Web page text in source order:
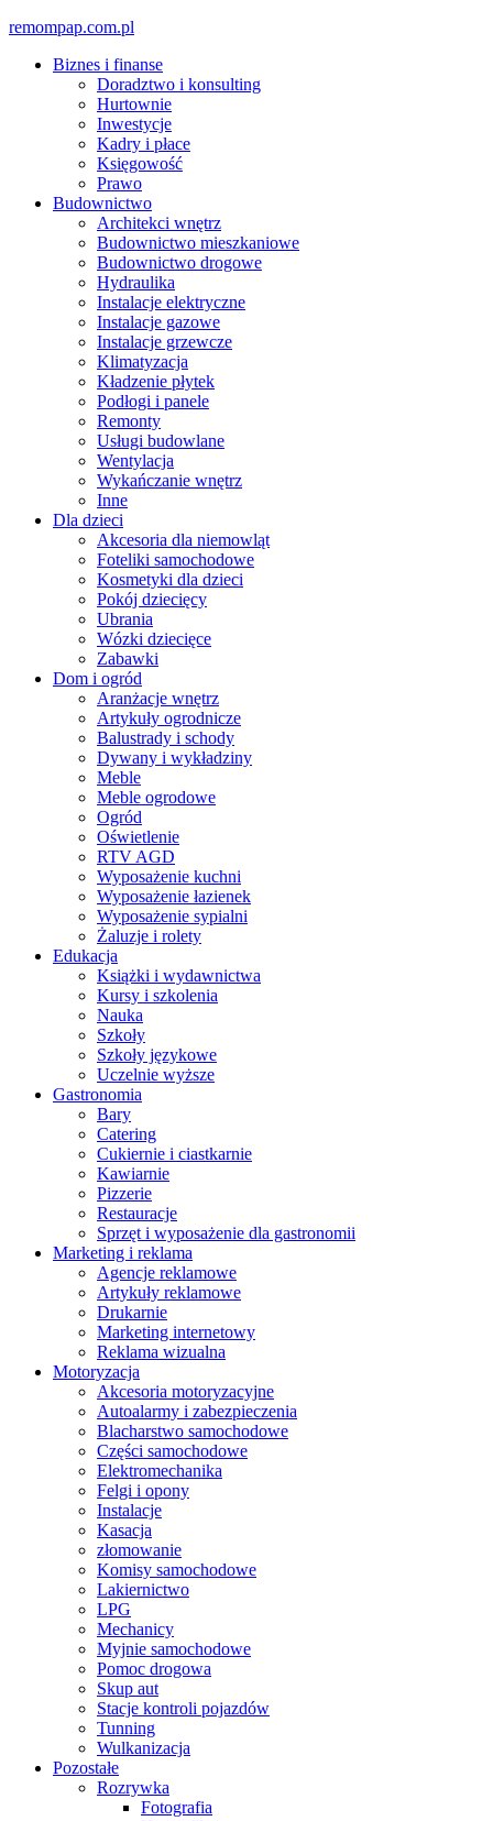
Skip
content
remompap.com.pl
Biznes i finanse
Doradztwo i konsulting
Hurtownie
Inwestycje
Kadry i płace
Księgowość
Prawo
Budownictwo
Architekci wnętrz
Budownictwo mieszkaniowe
Budownictwo drogowe
Hydraulika
Instalacje elektryczne
Instalacje gazowe
Instalacje grzewcze
Klimatyzacja
Kładzenie płytek
Podłogi i panele
Remonty
Usługi budowlane
Wentylacja
Wykańczanie wnętrz
Inne
Dla dzieci
Akcesoria dla niemowląt
Foteliki samochodowe
Kosmetyki dla dzieci
Pokój dziecięcy
Ubrania
Wózki dziecięce
Zabawki
Dom i ogród
Aranżacje wnętrz
Artykuły ogrodnicze
Balustrady i schody
Dywany i wykładziny
Meble
Meble ogrodowe
Ogród
Oświetlenie
RTV AGD
Wyposażenie kuchni
Wyposażenie łazienek
Wyposażenie sypialni
Żaluzje i rolety
Edukacja
Książki i wydawnictwa
Kursy i szkolenia
Nauka
Szkoły
Szkoły językowe
Uczelnie wyższe
Gastronomia
Bary
Catering
Cukiernie i ciastkarnie
Kawiarnie
Pizzerie
Restauracje
Sprzęt i wyposażenie dla gastronomii
Marketing i reklama
Agencje reklamowe
Artykuły reklamowe
Drukarnie
Marketing internetowy
Reklama wizualna
Motoryzacja
Akcesoria motoryzacyjne
Autoalarmy i zabezpieczenia
Blacharstwo samochodowe
Części samochodowe
Elektromechanika
Felgi i opony
Instalacje
Kasacja
złomowanie
Komisy samochodowe
Lakiernictwo
LPG
Mechanicy
Myjnie samochodowe
Pomoc drogowa
Skup aut
Stacje kontroli pojazdów
Tunning
Wulkanizacja
Pozostałe
Rozrywka
Fotografia